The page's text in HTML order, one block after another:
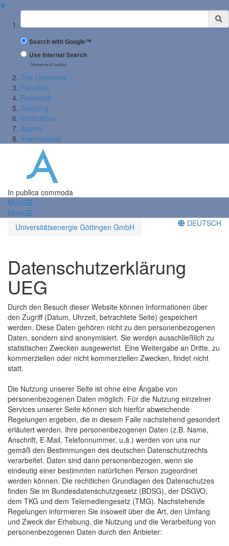
✖
Suchbegriff
Search with Google™
Use Internal Search
(limited result quality)
The University
Faculties
Research
Studying
Institutions
Alumni
International
In publica commoda
Menü
Menü
Universitätsenergie Göttingen GmbH
DEUTSCH
Datenschutzerklärung
UEG
Durch den Besuch dieser Website können Informationen über
den Zugriff (Datum, Uhrzeit, betrachtete Seite) gespeichert
werden. Diese Daten gehören nicht zu den personenbezogenen
Daten, sondern sind anonymisiert. Sie werden ausschließlich zu
statistischen Zwecken ausgewertet. Eine Weitergabe an Dritte, zu
kommerziellen oder nicht kommerziellen Zwecken, findet nicht
statt.
Die Nutzung unserer Seite ist ohne eine Angabe von
personenbezogenen Daten möglich. Für die Nutzung einzelner
Services unserer Seite können sich hierfür abweichende
Regelungen ergeben, die in diesem Falle nachstehend gesondert
erläutert werden. Ihre personenbezogenen Daten (z.B. Name,
Anschrift, E-Mail, Telefonnummer, u.ä.) werden von uns nur
gemäß den Bestimmungen des deutschen Datenschutzrechts
verarbeitet. Daten sind dann personenbezogen, wenn sie
eindeutig einer bestimmten natürlichen Person zugeordnet
werden können. Die rechtlichen Grundlagen des Datenschutzes
finden Sie im Bundesdatenschutzgesetz (BDSG), der DSGVO,
dem TKG und dem Telemediengesetz (TMG). Nachstehende
Regelungen informieren Sie insoweit über die Art, den Umfang
und Zweck der Erhebung, die Nutzung und die Verarbeitung von
personenbezogenen Daten durch den Anbieter: